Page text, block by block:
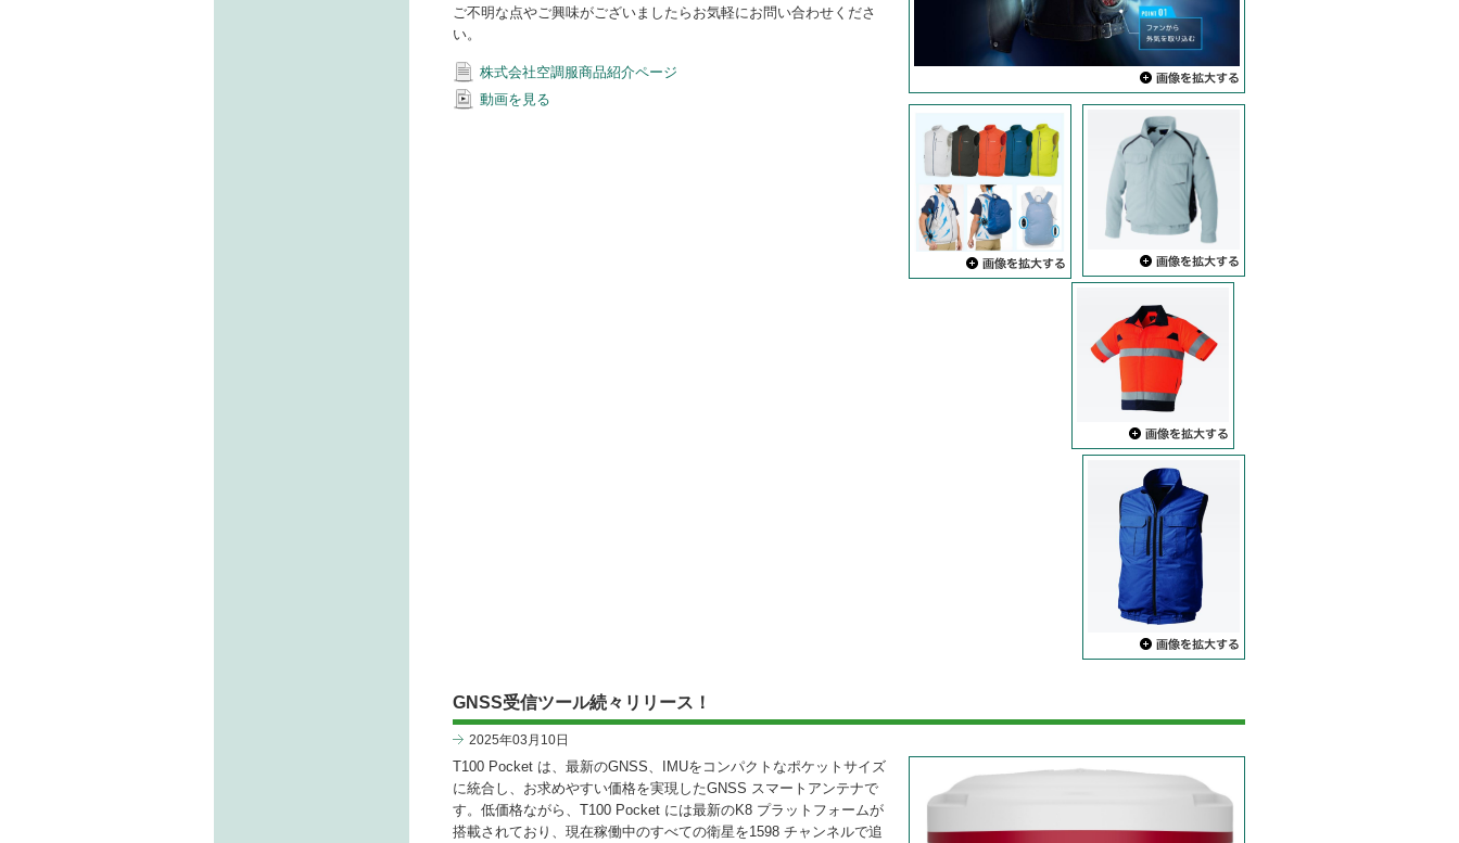
ご不明な点やご興味がございましたらお気軽にお問い合わせくださ
い。
株式会社空調服商品紹介ページ
動画を見る
GNSS受信ツール続々リリース！
2025年03月10日
T100 Pocket は、最新のGNSS、IMUをコンパクトなポケットサイズ
に統合し、お求めやすい価格を実現したGNSS スマートアンテナで
す。低価格ながら、T100 Pocket には最新のK8 プラットフォームが
搭載されており、現在稼働中のすべての衛星を1598 チャンネルで追